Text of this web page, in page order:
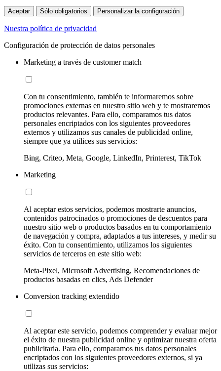
Aceptar Sólo obligatorios Personalizar la configuración
Nuestra política de privacidad
Configuración de protección de datos personales
Marketing a través de customer match
Con tu consentimiento, también te informaremos sobre
promociones externas en nuestro sitio web y te mostraremos
productos relevantes. Para ello, comparamos tus datos
personales encriptados con los siguientes proveedores
externos y utilizamos sus canales de publicidad online,
siempre que ya utilices sus servicios:
Bing, Criteo, Meta, Google, LinkedIn, Printerest, TikTok
Marketing
Al aceptar estos servicios, podemos mostrarte anuncios,
contenidos patrocinados o promociones de descuentos para
nuestro sitio web o productos basados en tu comportamiento
de navegación y compra, adaptados a tus intereses, y medir su
éxito. Con tu consentimiento, utilizamos los siguientes
servicios de terceros en este sitio web:
Meta-Pixel, Microsoft Advertising, Recomendaciones de
productos basadas en clics, Ads Defender
Conversion tracking extendido
Al aceptar este servicio, podemos comprender y evaluar mejor
el éxito de nuestra publicidad online y optimizar nuestra oferta
publicitaria. Para ello, comparamos tus datos personales
encriptados con los siguientes proveedores externos, si ya
utilizas sus servicios: